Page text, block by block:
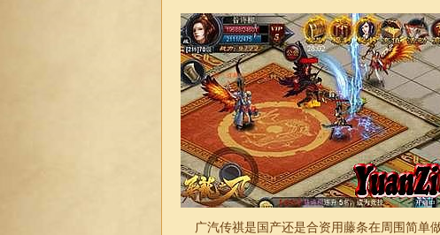
广汽传祺是国产还是合资用藤条在周围简单